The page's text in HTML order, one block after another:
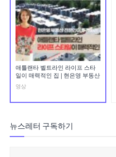
애틀랜타 벨트라인 라이프 스타
일이 매력적인 집 | 현은영 부동산
영상
뉴스레터 구독하기